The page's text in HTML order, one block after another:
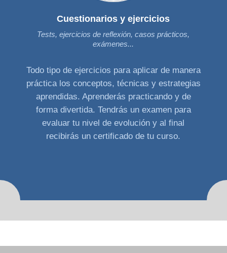
Cuestionarios y ejercicios
Tests, ejercicios de reflexión, casos prácticos,
exámenes...
Todo tipo de ejercicios para aplicar de manera
práctica los conceptos, técnicas y estrategias
aprendidas. Aprenderás practicando y de
forma divertida. Tendrás un examen para
evaluar tu nivel de evolución y al final
recibirás un certificado de tu curso.